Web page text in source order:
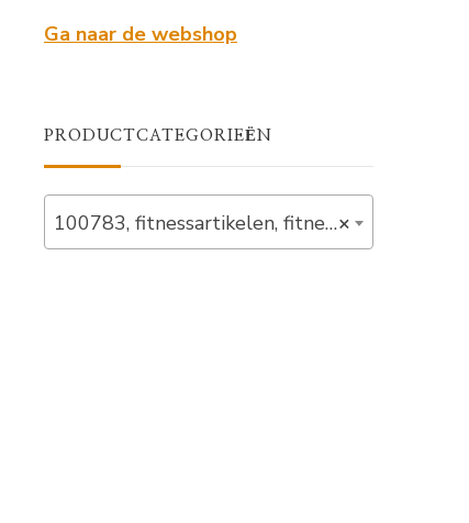
Ga naar de webshop
PRODUCTCATEGORIEËN
×
100783, fitnessartikelen, fitnessballen, in_stock (10)